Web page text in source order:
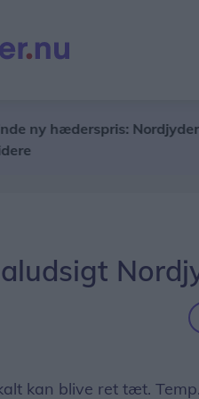
Nordjyderne
kan blive ret tæt.